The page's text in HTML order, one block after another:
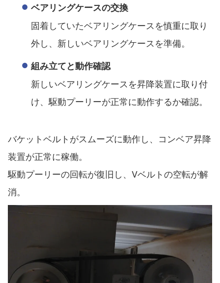
ベアリングケースの交換
固着していたベアリングケースを慎重に取り
外し、新しいベアリングケースを準備。
組み立てと動作確認
新しいベアリングケースを昇降装置に取り付
け、駆動プーリーが正常に動作するか確認。
バケットベルトがスムーズに動作し、コンベア昇降
装置が正常に稼働。
駆動プーリーの回転が復旧し、Vベルトの空転が解
消。